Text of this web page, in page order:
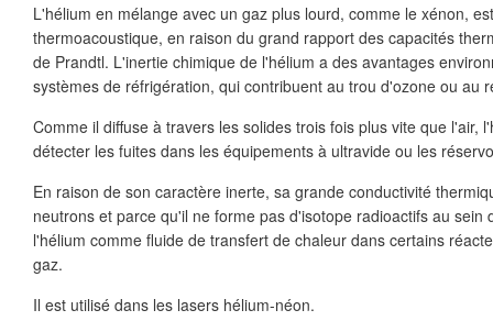
L'hélium en mélange avec un gaz plus lourd, comme le xénon,
thermoacoustique, en raison du grand rapport des capacités
de Prandtl. L'inertie chimique de l'hélium a des avantages
systèmes de réfrigération, qui contribuent au trou d'ozone ou au
Comme il diffuse à travers les solides trois fois plus vite que l'air,
détecter les fuites dans les équipements à ultravide ou les
En raison de son caractère inerte, sa grande conductivité
neutrons et parce qu'il ne forme pas d'isotope radioactifs au sein
l'hélium comme fluide de transfert de chaleur dans certains
gaz.
Il est utilisé dans les lasers hélium-néon.